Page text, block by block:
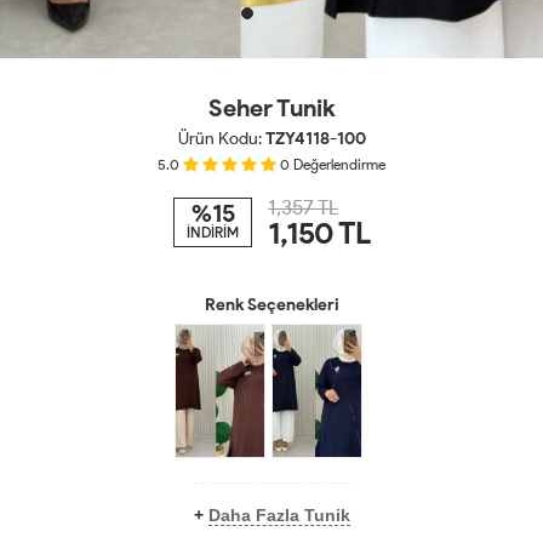
Seher Tunik
Ürün Kodu:TZY4118-100
5.0 0 Değerlendirme
%15
İNDİRİM
1,357 TL
1,150TL
Renk Seçenekleri
+ Daha Fazla Tunik